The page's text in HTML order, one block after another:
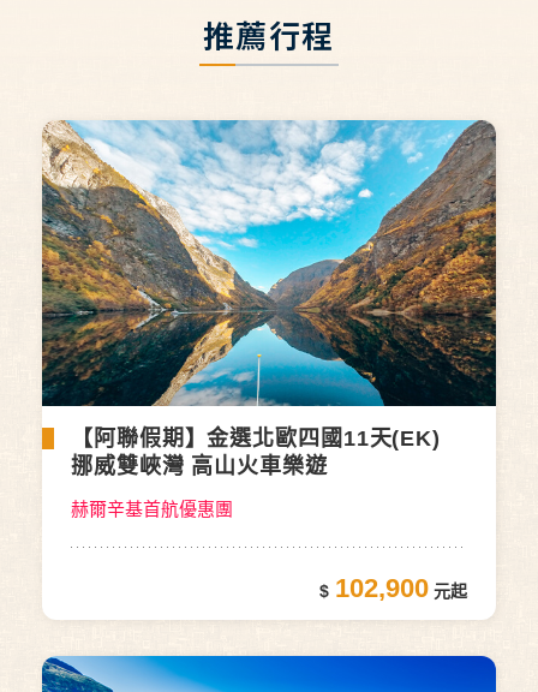
推薦行程
【阿聯假期】金選北歐四國11天(EK)
挪威雙峽灣 高山火車樂遊
赫爾辛基首航優惠團
102,900